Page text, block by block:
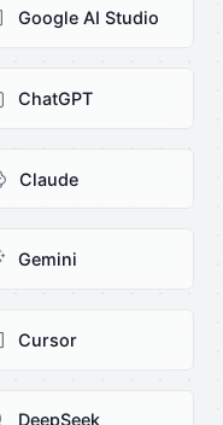
Google AI Studio
ChatGPT
Claude
Gemini
Cursor
DeepSeek